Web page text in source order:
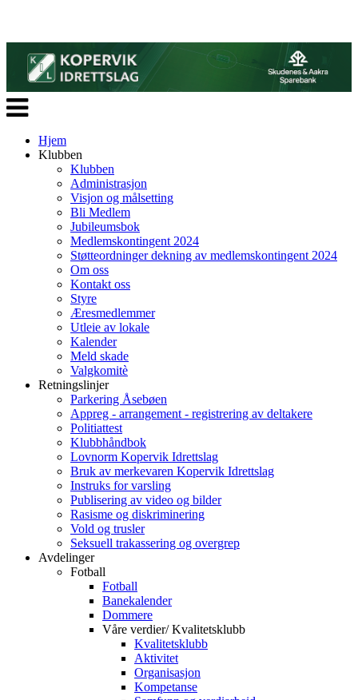
Veksle
navigasjon
Hjem
Klubben
Klubben
Administrasjon
Visjon og målsetting
Bli Medlem
Jubileumsbok
Medlemskontingent 2024
Støtteordninger dekning av medlemskontingent 2024
Om oss
Kontakt oss
Styre
Æresmedlemmer
Utleie av lokale
Kalender
Meld skade
Valgkomitè
Retningslinjer
Parkering Åsebøen
Appreg - arrangement - registrering av deltakere
Politiattest
Klubbhåndbok
Lovnorm Kopervik Idrettslag
Bruk av merkevaren Kopervik Idrettslag
Instruks for varsling
Publisering av video og bilder
Rasisme og diskriminering
Vold og trusler
Seksuell trakassering og overgrep
Avdelinger
Fotball
Fotball
Banekalender
Dommere
Våre verdier/ Kvalitetsklubb
Kvalitetsklubb
Aktivitet
Organisasjon
Kompetanse